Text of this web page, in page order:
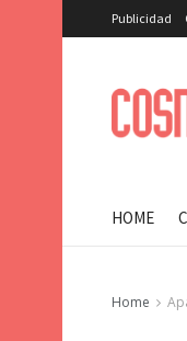
Publicidad
HOME
Home